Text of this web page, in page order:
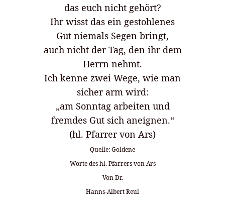
das euch nicht gehört?
Ihr wisst das ein gestohlenes
Gut niemals Segen bringt,
auch nicht der Tag, den ihr dem
Herrn nehmt.
Ich kenne zwei Wege, wie man
sicher arm wird:
„am Sonntag arbeiten und
fremdes Gut sich aneignen.“
(hl. Pfarrer von Ars)
Quelle: Goldene
Worte des hl. Pfarrers von Ars
Von Dr.
Hanns-Albert Reul